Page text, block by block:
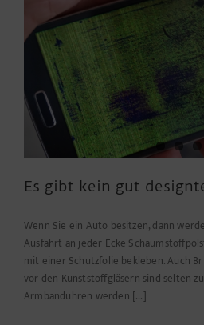
den
Zug
passt
–
was
Radien
über
Es gibt kein gut
Wenn Sie ein Auto besitzen, dann
Ausfahrt an jeder Ecke
mit einer Schutzfolie bekleben. Auch
vor den Kunststoffgläsern sind selten
Armbanduhren werden [...]